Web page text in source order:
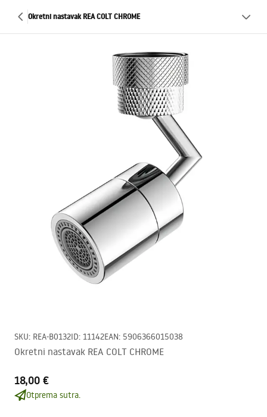
Okretni nastavak REA COLT CHROME
SKU: REA-B0132ID: 11142EAN: 5906366015038
Okretni nastavak REA COLT CHROME
18,00 €
Otprema sutra.